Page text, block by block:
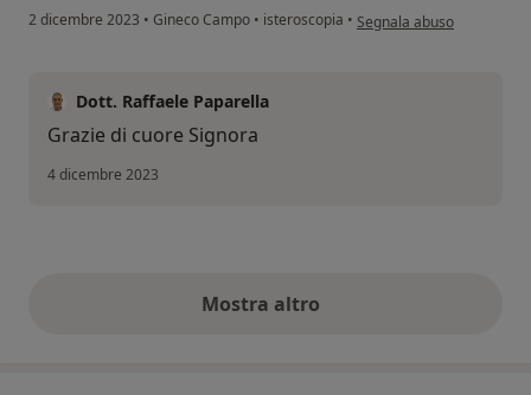
2 dicembre 2023 • Gineco Campo • isteroscopia • secondo l'opinione
Segnala abuso
Dott. Raffaele Paparella
Grazie di cuore Signora
4 dicembre 2023
Mostra altroopinioni di cui sopra